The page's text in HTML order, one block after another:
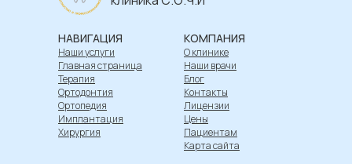
НАВИГАЦИЯ
Наши услуги
Главная страница
Терапия
Ортодонтия
Ортопедия
Имплантация
Хирургия
КОМПАНИЯ
О клинике
Наши врачи
Блог
Контакты
Лицензии
Цены
Пациентам
Карта сайта